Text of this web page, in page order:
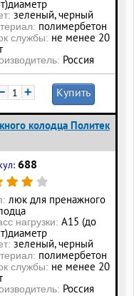
зеленый, черный
полимербетон
службы: не менее 20
Россия
+ Купить
колодца Политек
688
люк для пренажного
нагрузки: А15 (до
зеленый, черный
полимербетон
службы: не менее 20
Россия